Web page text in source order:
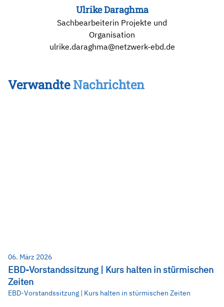
Ulrike Daraghma
Sachbearbeiterin Projekte und
Organisation
ulrike.daraghma@netzwerk-ebd.de
VerwandteNachrichten
06. März 2026
EBD-Vorstandssitzung | Kurs halten in stürmischen
Zeiten
EBD-Vorstandssitzung | Kurs halten in stürmischen Zeiten